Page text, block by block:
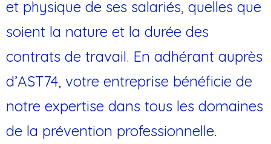
et physique de ses salariés, quelles que
soient la nature et la durée des
contrats de travail. En adhérant auprès
d’AST74, votre entreprise bénéficie de
notre expertise dans tous les domaines
de la prévention professionnelle.